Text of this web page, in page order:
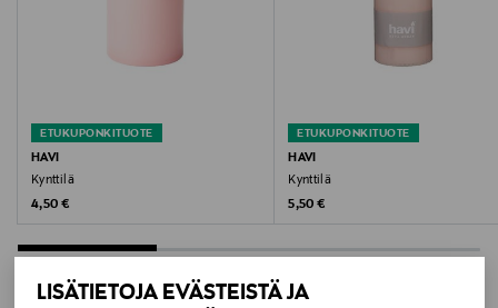
LISÄTIETOJA EVÄSTEISTÄ JA
Valmistusmaa
Suomi
Valmistajan tuotenumero
912207
ETUKUPONKITUOTE
HAVI
Kynttilä
Original Price
4,50 €
ETUKUPONKITUOTE
HAVI
Kynttilä
Original Price
5,50 €